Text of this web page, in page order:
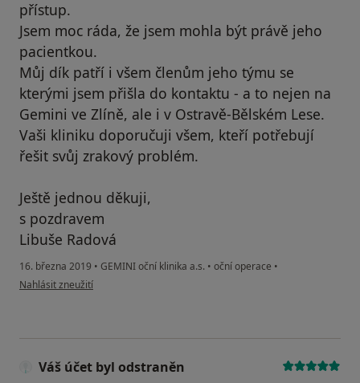
přístup.
Jsem moc ráda, že jsem mohla být právě jeho
pacientkou.
Můj dík patří i všem členům jeho týmu se
kterými jsem přišla do kontaktu - a to nejen na
Gemini ve Zlíně, ale i v Ostravě-Bělském Lese.
Vaši kliniku doporučuji všem, kteří potřebují
řešit svůj zrakový problém.
Ještě jednou děkuji,
s pozdravem
Libuše Radová
16. března 2019 • GEMINI oční klinika a.s. • oční operace •
podle názoru uživatele Váš účet byl odstraněn
Nahlásit zneužití
Váš účet byl odstraněn